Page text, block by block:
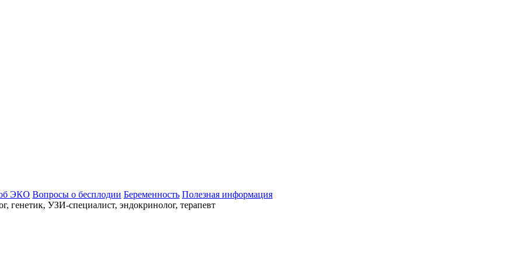
ЭКО Вопросы о бесплодии Беременность Полезная информация
УЗИ-специалист, эндокринолог, терапевт